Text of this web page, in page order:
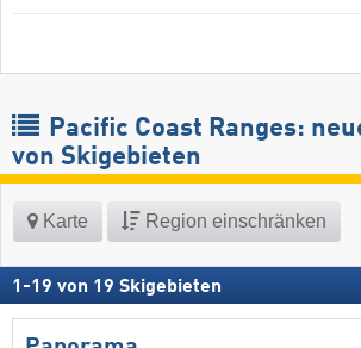
Pacific Coast Ranges:
von Skigebieten
Karte Region einschränken
1 -19 von 19 Skigebieten